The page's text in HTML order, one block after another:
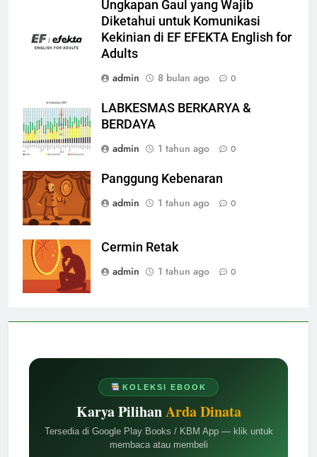
KOLEKSI EBOOK
Karya PilihanArda Dinata
Tersedia di Google Play Books / KBM App — klik untuk
membaca atau membeli
Ungkapan Gaul yang Wajib
Diketahui untuk Komunikasi
Kekinian di EF EFEKTA English for
Adults
admin
8 bulan ago 0
LABKESMAS BERKARYA &
BERDAYA
admin
1 tahun ago 0
Panggung Kebenaran
admin
1 tahun ago 0
Cermin Retak
admin
1 tahun ago 0